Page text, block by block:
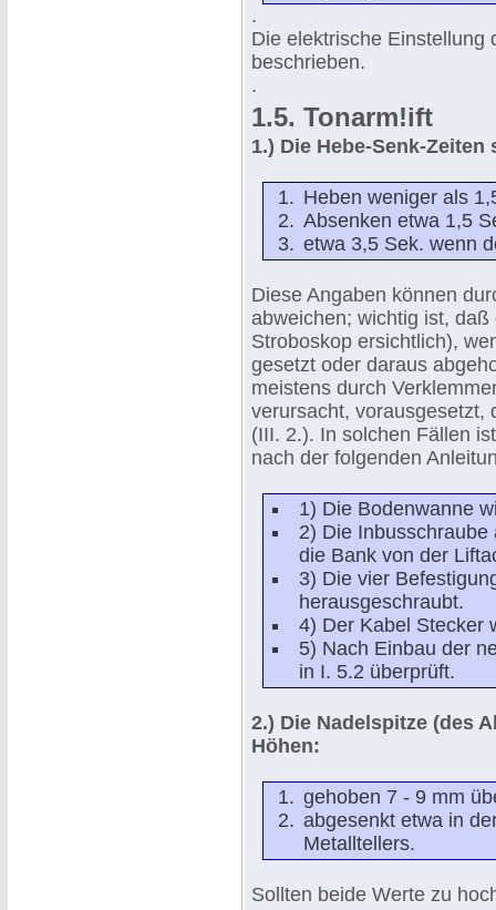
.
Die elektrische Einstellung
beschrieben.
.
1.5. Tonarm!ift
1.) Die Hebe-Senk-
Heben weniger als
Absenken etwa 1,5
etwa 3,5 Sek. wenn
Diese Angaben können
abweichen; wichtig ist,
Stroboskop ersichtlich),
gesetzt oder daraus
meistens durch
verursacht, vorausgesetzt,
(III. 2.). In solchen Fällen
nach der folgenden
1) Die Bodenwanne
2) Die
die Bank von der
3) Die vier
herausgeschraubt.
4) Der Kabel Stecker
5) Nach Einbau der
in I. 5.2 überprüft.
2.) Die Nadelspitze (des
Höhen:
gehoben 7 - 9 mm
abgesenkt etwa in
Metalltellers.
Sollten beide Werte zu